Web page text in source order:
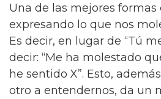
Una de las mejores
expresando lo que nos
Es decir, en lugar de “Tú
decir: “Me ha molestado
he sentido X”. Esto,
otro a entendernos, da un